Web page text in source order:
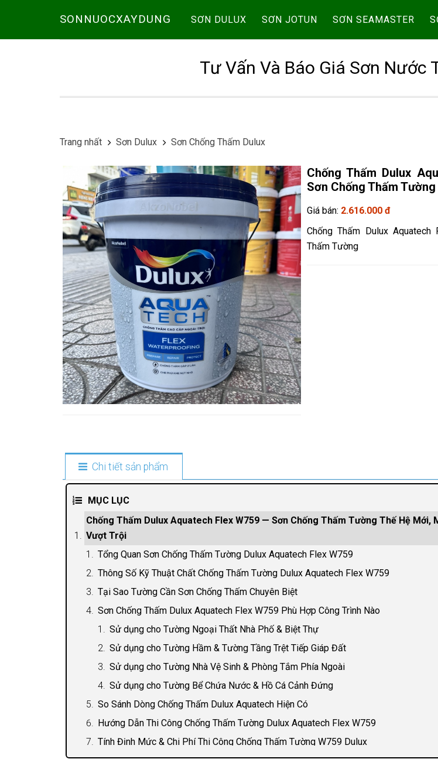
SONNUOCXAYDUNG SƠN DULUX SƠN JOTUN SƠN SEAMASTER
Tư Vấn Và Báo Giá Sơn Nước
Trang nhất Sơn Dulux Sơn Chống Thấm Dulux
Chống Thấm Dulux
Sơn Chống Thấm Tường
Giá bán: 2.616.000 đ
Chống Thấm Dulux
Thấm Tường
Chi tiết sản phẩm
MỤC LỤC
Chống Thấm Dulux Aquatech Flex W759 — Sơn Chống Thấm Tường Thế Hệ Mới,
Vượt Trội
Tổng Quan Sơn Chống Thấm Tường Dulux Aquatech Flex W759
Thông Số Kỹ Thuật Chất Chống Thấm Tường Dulux Aquatech Flex W759
Tại Sao Tường Cần Sơn Chống Thấm Chuyên Biệt
Sơn Chống Thấm Dulux Aquatech Flex W759 Phù Hợp Công Trình Nào
Sử dụng cho Tường Ngoại Thất Nhà Phố & Biệt Thự
Sử dụng cho Tường Hầm & Tường Tầng Trệt Tiếp Giáp Đất
Sử dụng cho Tường Nhà Vệ Sinh & Phòng Tắm Phía Ngoài
Sử dụng cho Tường Bể Chứa Nước & Hồ Cá Cảnh Đứng
So Sánh Dòng Chống Thấm Dulux Aquatech Hiện Có
Hướng Dẫn Thi Công Chống Thấm Tường Dulux Aquatech Flex W759
Tính Định Mức & Chi Phí Thi Công Chống Thấm Tường W759 Dulux